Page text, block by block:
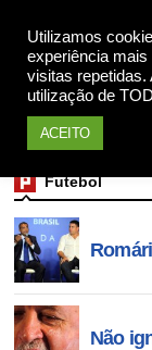
Utilizamos
experiência
visitas repetidas.
utilização de
ACEITO
Futebol
Não